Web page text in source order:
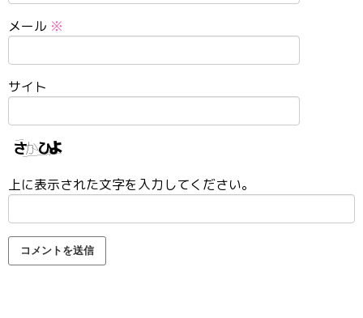
メール ※
サイト
上に表示された文字を入力してください。